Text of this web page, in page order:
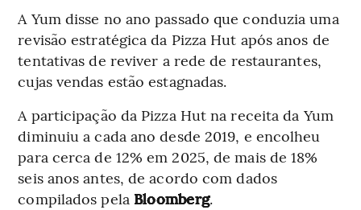
A Yum disse no ano passado que conduzia uma
revisão estratégica da Pizza Hut após anos de
tentativas de reviver a rede de restaurantes,
cujas vendas estão estagnadas.
A participação da Pizza Hut na receita da Yum
diminuiu a cada ano desde 2019, e encolheu
para cerca de 12% em 2025, de mais de 18%
seis anos antes, de acordo com dados
compilados pela Bloomberg.